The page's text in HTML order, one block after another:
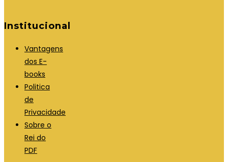
Institucional
Vantagens
dos E-
books
Politica
de
Privacidade
Sobre o
Rei do
PDF